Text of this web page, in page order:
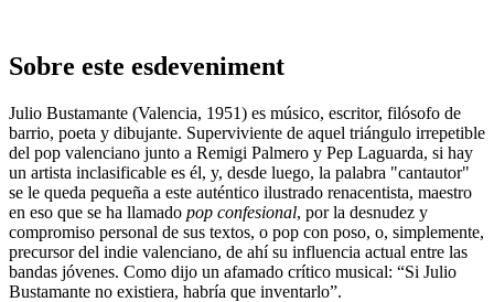
Sobre este esdeveniment
Julio Bustamante (Valencia, 1951) es músico, escritor, filósofo de
barrio, poeta y dibujante. Superviviente de aquel triángulo irrepetible
del pop valenciano junto a Remigi Palmero y Pep Laguarda, si hay
un artista inclasificable es él, y, desde luego, la palabra "cantautor"
se le queda pequeña a este auténtico ilustrado renacentista, maestro
en eso que se ha llamado pop confesional, por la desnudez y
compromiso personal de sus textos, o pop con poso, o, simplemente,
precursor del indie valenciano, de ahí su influencia actual entre las
bandas jóvenes. Como dijo un afamado crítico musical: “Si Julio
Bustamante no existiera, habría que inventarlo”.